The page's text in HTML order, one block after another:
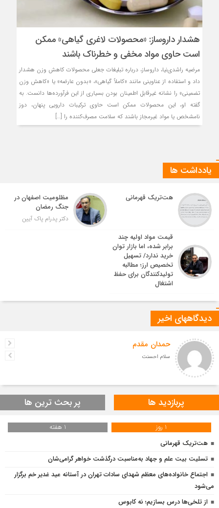
هشدار داروساز: «محصولات لاغری گیاهی» ممکن
است حاوی مواد مخفی و خطرناک باشند
مرضیه راشدی‌نیا، داروساز، درباره تبلیغات جعلی محصولات کاهش وزن هشدار
داد و استفاده از عناوینی مانند «کاملاً گیاهی»، «بدون عارضه» یا «کاهش وزن
تضمینی» را نشانه غیرقابل اطمینان بودن بسیاری از این فرآورده‌ها دانست. به
گفته او، این محصولات ممکن است حاوی ترکیبات دارویی پنهان، دوز
نامشخص یا مواد غیرمجاز باشند که سلامت مصرف‌کننده را […]
یادداشت ها
هت‌تریک قهرمانی
مظلومیت اصفهان در
جنگ رمضان
دکتر پدرام پاک آیین
قیمت مواد اولیه چند
برابر شده، اما بازار توان
خرید ندارد/ تسهیل
تخصیص ارز؛ مطالبه
تولیدکنندگان برای حفظ
اشتغال
دیدگاههای اخیر
حمدان مقدم
سلام احسنت
پربازدید ها پر بحث ترین ها
1 روز
1 هفته
هت‌تریک قهرمانی
تسلیت بیت علم و جهاد به‌مناسبت درگذشت خواهر گرامی‌شان
اجتماع خانواده‌های معظم شهدای سادات تهران در آستانه عید غدیر خم برگزار
می‌شود
از تلخی‌ها درس بسازیم؛ نه کابوس